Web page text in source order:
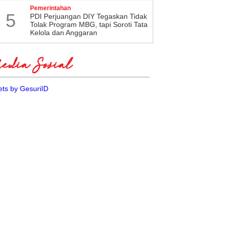
5
Pemerintahan
PDI Perjuangan DIY Tegaskan Tidak
Tolak Program MBG, tapi Soroti Tata
Kelola dan Anggaran
Sosial
by GesuriID